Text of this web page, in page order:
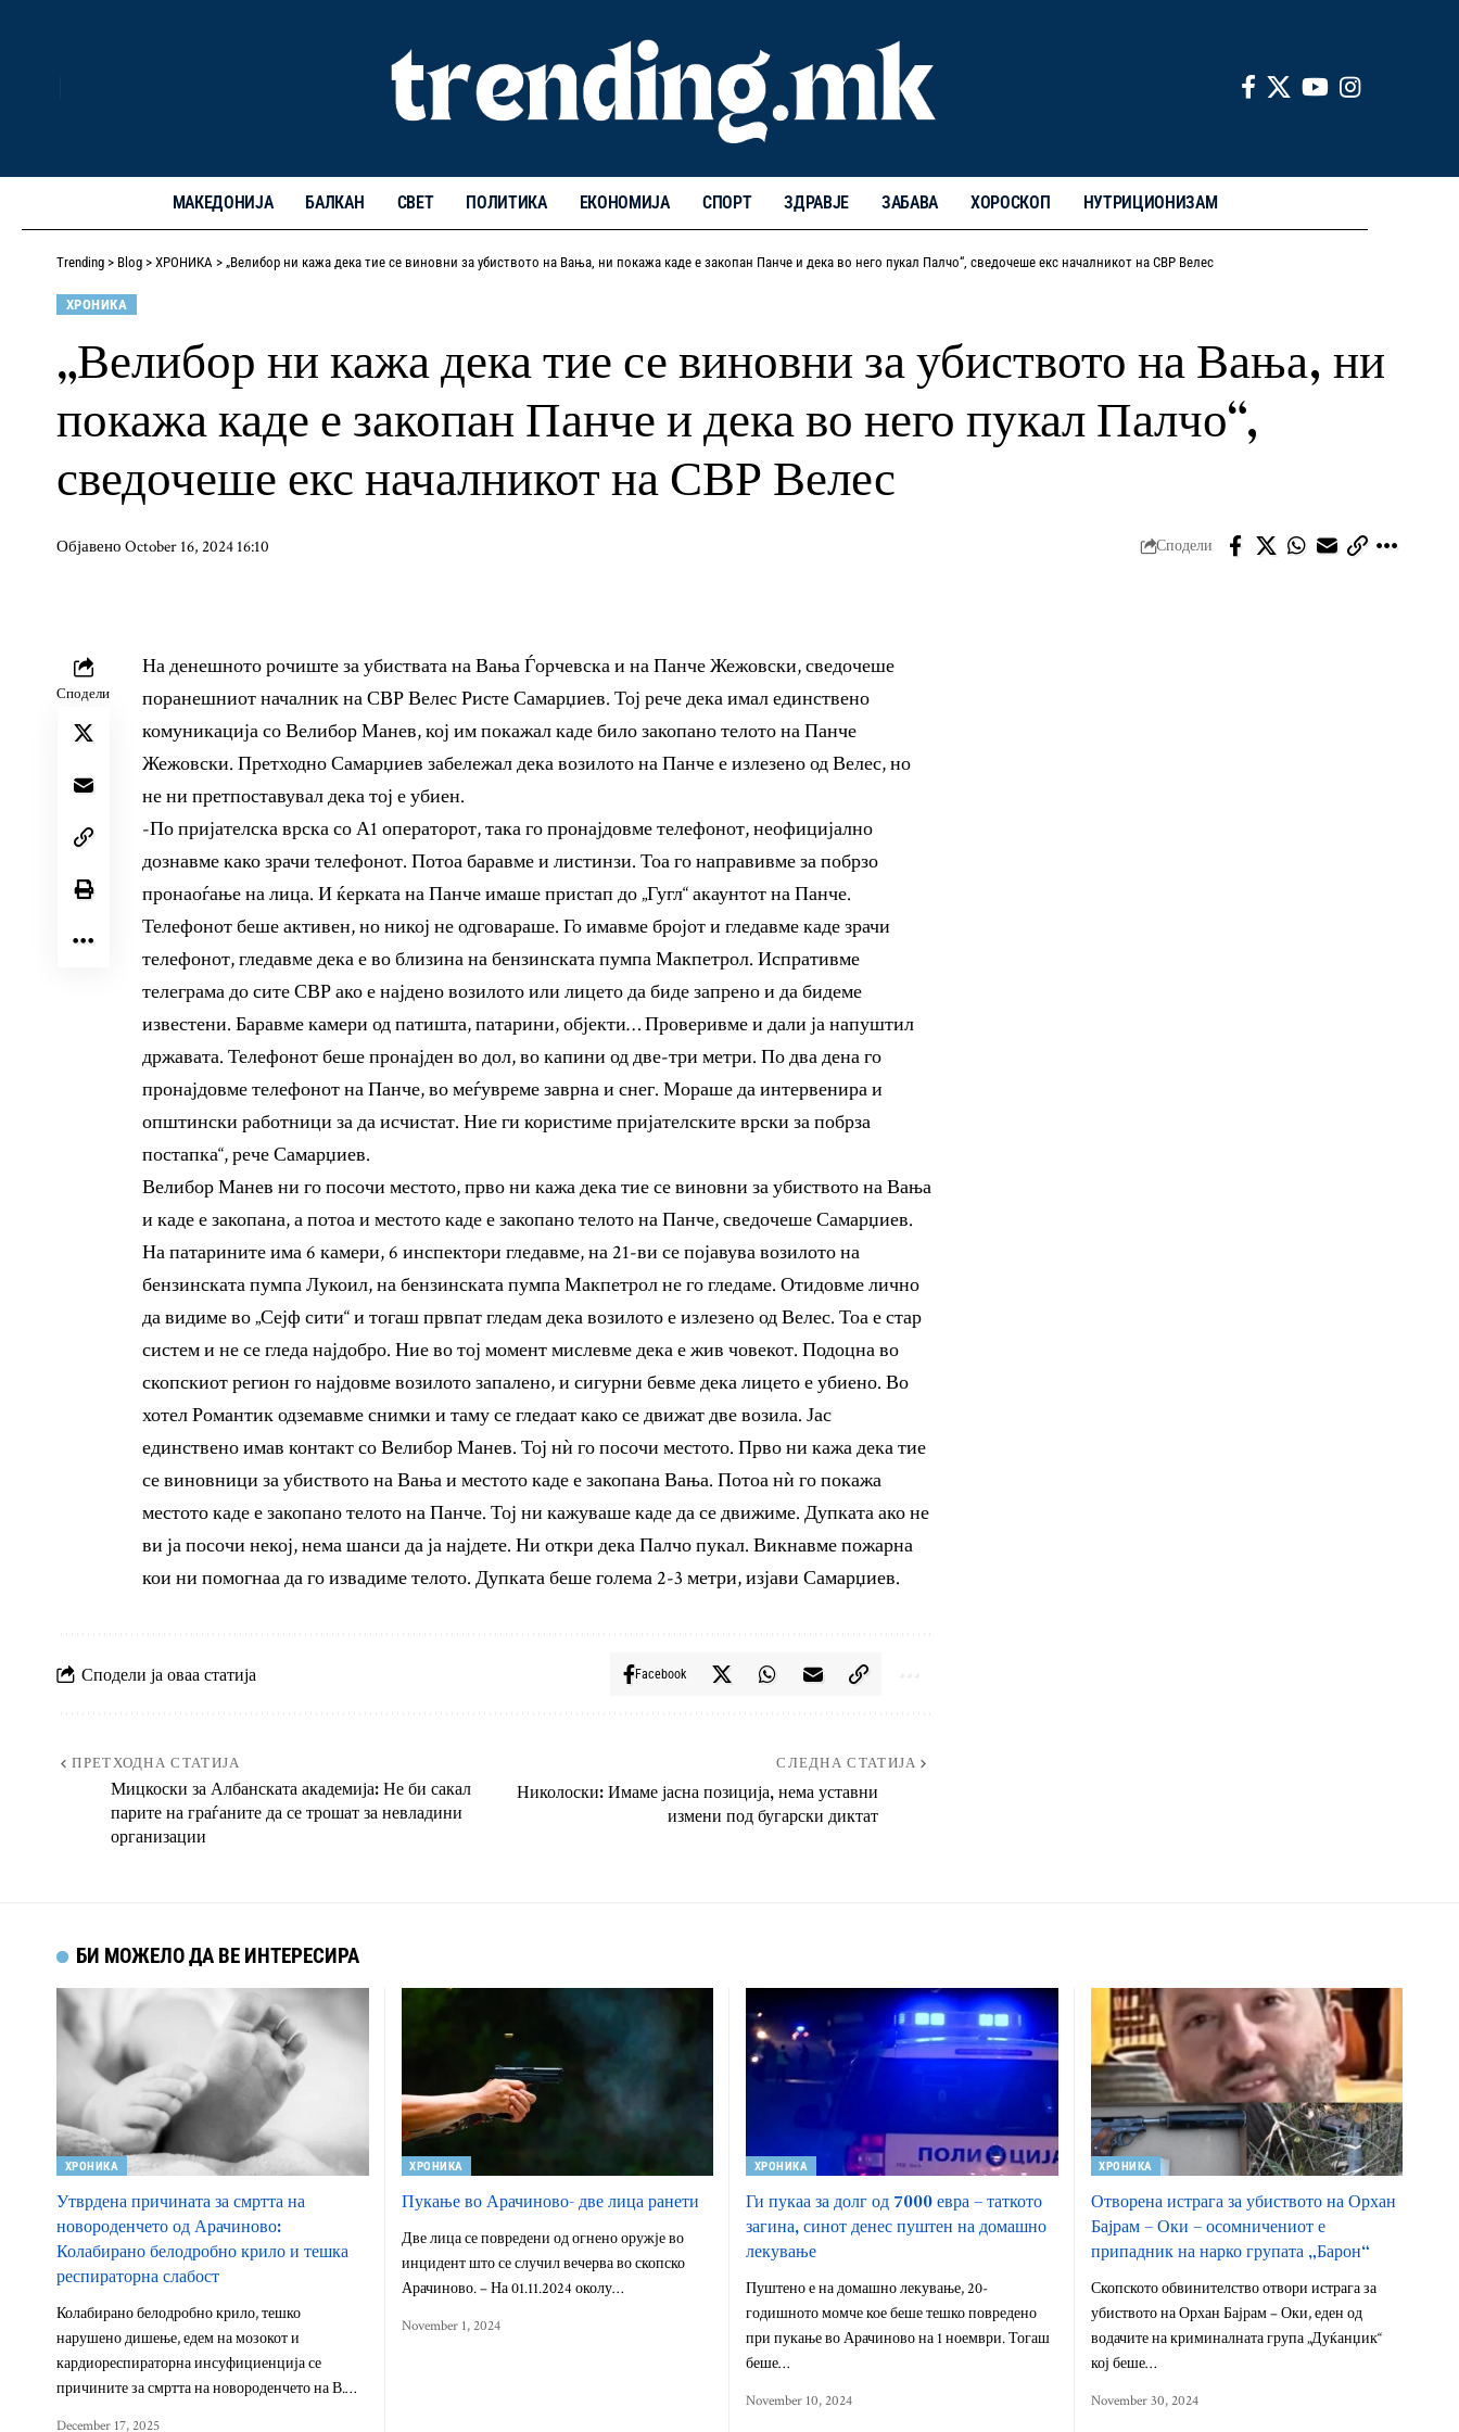
МАКЕДОНИЈА БАЛКАН СВЕТ ПОЛИТИКА ЕКОНОМИЈА СПОРТ ЗДРАВЈЕ ЗАБАВА ХОРОСКОП НУТРИЦИОНИЗАМ
Trending > Blog > ХРОНИКА > „Велибор ни кажа дека тие се виновни за убиството на Вања, ни покажа каде е закопан Панче и дека во него пукал Палчо“, сведочеше екс началникот на СВР Велес
ХРОНИКА
„Велибор ни кажа дека тие се виновни за убиството на Вања, ни
покажа каде е закопан Панче и дека во него пукал Палчо“,
сведочеше екс началникот на СВР Велес
Објавено October 16, 2024 16:10 Сподели
Сподели
На денешното рочиште за убиствата на Вања Ѓорчевска и на Панче Жежовски, сведочеше
поранешниот началник на СВР Велес Ристе Самарџиев. Тој рече дека имал единствено
комуникација со Велибор Манев, кој им покажал каде било закопано телото на Панче
Жежовски. Претходно Самарџиев забележал дека возилото на Панче е излезено од Велес, но
не ни претпоставувал дека тој е убиен.
-По пријателска врска со А1 операторот, така го пронајдовме телефонот, неофицијално
дознавме како зрачи телефонот. Потоа баравме и листинзи. Тоа го направивме за побрзо
пронаоѓање на лица. И ќерката на Панче имаше пристап до „Гугл“ акаунтот на Панче.
Телефонот беше активен, но никој не одговараше. Го имавме бројот и гледавме каде зрачи
телефонот, гледавме дека е во близина на бензинската пумпа Макпетрол. Испративме
телеграма до сите СВР ако е најдено возилото или лицето да биде запрено и да бидеме
известени. Баравме камери од патишта, патарини, објекти… Проверивме и дали ја напуштил
државата. Телефонот беше пронајден во дол, во капини од две-три метри. По два дена го
пронајдовме телефонот на Панче, во меѓувреме заврна и снег. Мораше да интервенира и
општински работници за да исчистат. Ние ги користиме пријателските врски за побрза
постапка“, рече Самарџиев.
Велибор Манев ни го посочи местото, прво ни кажа дека тие се виновни за убиството на Вања
и каде е закопана, а потоа и местото каде е закопано телото на Панче, сведочеше Самарџиев.
На патарините има 6 камери, 6 инспектори гледавме, на 21-ви се појавува возилото на
бензинската пумпа Лукоил, на бензинската пумпа Макпетрол не го гледаме. Отидовме лично
да видиме во „Сејф сити“ и тогаш првпат гледам дека возилото е излезено од Велес. Тоа е стар
систем и не се гледа најдобро. Ние во тој момент мислевме дека е жив човекот. Подоцна во
скопскиот регион го најдовме возилото запалено, и сигурни бевме дека лицето е убиено. Во
хотел Романтик одземавме снимки и таму се гледаат како се движат две возила. Јас
единствено имав контакт со Велибор Манев. Тој нѝ го посочи местото. Прво ни кажа дека тие
се виновници за убиството на Вања и местото каде е закопана Вања. Потоа нѝ го покажа
местото каде е закопано телото на Панче. Тој ни кажуваше каде да се движиме. Дупката ако не
ви ја посочи некој, нема шанси да ја најдете. Ни откри дека Палчо пукал. Викнавме пожарна
кои ни помогнаа да го извадиме телото. Дупката беше голема 2-3 метри, изјави Самарџиев.
Сподели ја оваа статија Facebook
ПРЕТХОДНА СТАТИЈА
Мицкоски за Албанската академија: Не би сакал
парите на граѓаните да се трошат за невладини
организации
СЛЕДНА СТАТИЈА
Николоски: Имаме јасна позиција, нема уставни
измени под бугарски диктат
БИ МОЖЕЛО ДА ВЕ ИНТЕРЕСИРА
ХРОНИКА
Утврдена причината за смртта на
новороденчето од Арачиново:
Колабирано белодробно крило и тешка
респираторна слабост
Колабирано белодробно крило, тешко
нарушено дишење, едем на мозокот и
кардиореспираторна инсуфициенција се
причините за смртта на новороденчето на В.…
December 17, 2025
ХРОНИКА
Пукање во Арачиново- две лица ранети
Две лица се повредени од огнено оружје во
инцидент што се случил вечерва во скопско
Арачиново. – На 01.11.2024 околу…
November 1, 2024
ХРОНИКА
Ги пукаа за долг од 7000 евра – таткото
загина, синот денес пуштен на домашно
лекување
Пуштено е на домашно лекување, 20-
годишното момче кое беше тешко повредено
при пукање во Арачиново на 1 ноември. Тогаш
беше…
November 10, 2024
ХРОНИКА
Отворена истрага за убиството на Орхан
Бајрам – Оки – осомничениот е
припадник на нарко групата „Барон“
Скопското обвинителство отвори истрага за
убиството на Орхан Бајрам – Оки, еден од
водачите на криминалната група „Дуќанџик“
кој беше…
November 30, 2024